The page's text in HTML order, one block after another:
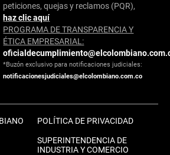
peticiones, quejas y reclamos (PQR),
haz clic aquí
PROGRAMA DE TRANSPARENCIA Y
ÉTICA EMPRESARIAL:
*Buzón exclusivo para notificaciones judiciales:
notificacionesjudiciales@elcolombiano.com.co
POLÍTICA DE PRIVACIDAD
SUPERINTENDENCIA DE
INDUSTRIA Y COMERCIO